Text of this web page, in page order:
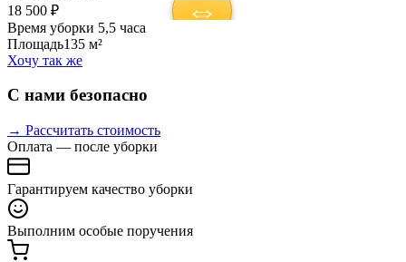
18 500 ₽
Время уборки 5,5 часа
Площадь135 м²
Хочу так же
С нами безопасно
→ Рассчитать стоимость
Оплата — после уборки
Гарантируем качество уборки
Выполним особые поручения